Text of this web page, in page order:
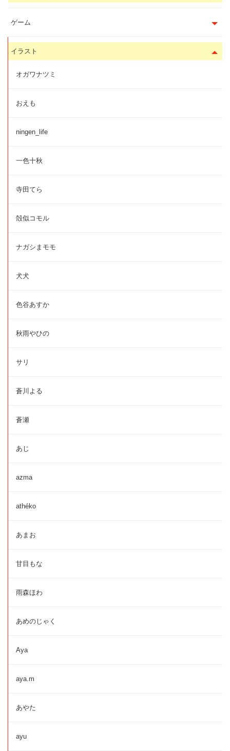
ゲーム
イラスト
オガワナツミ
おえも
ningen_life
一色十秋
寺田てら
殻似コモル
ナガシまモモ
犬犬
色谷あすか
秋雨やひの
サリ
蒼川よる
蒼瀬
あじ
azma
athéko
あまお
甘目もな
雨森ほわ
あめのじゃく
Aya
aya.m
あやた
ayu